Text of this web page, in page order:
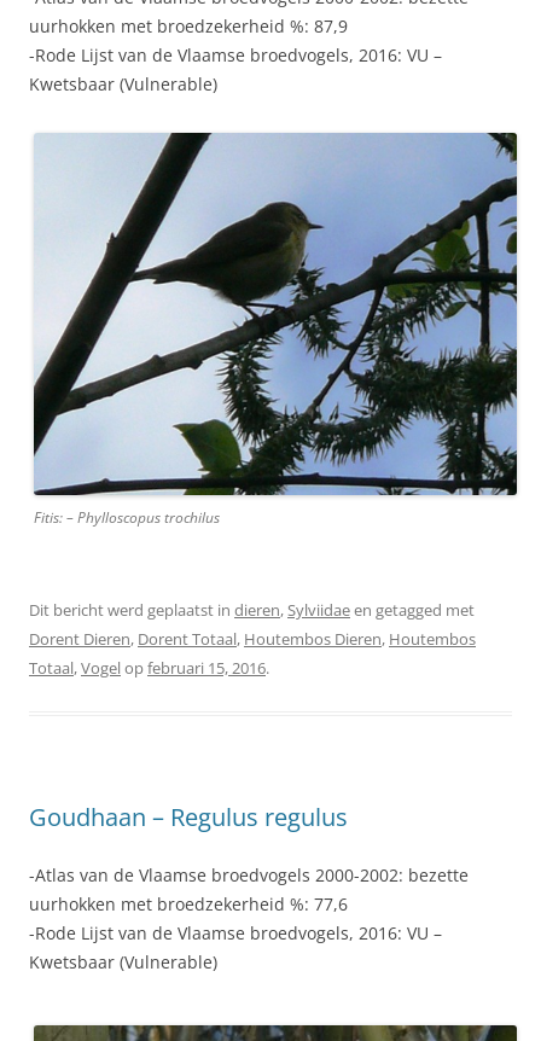
uurhokken met broedzekerheid %: 87,9
-Rode Lijst van de Vlaamse broedvogels, 2016: VU –
Kwetsbaar (Vulnerable)
Fitis: – Phylloscopus trochilus
Dit bericht werd geplaatst in dieren,Sylviidaeen getagged met
Dorent Dieren, Dorent Totaal, Houtembos Dieren, Houtembos
Totaal,Vogelopfebruari 15, 2016.
Goudhaan – Regulus regulus
-Atlas van de Vlaamse broedvogels 2000-2002: bezette
uurhokken met broedzekerheid %: 77,6
-Rode Lijst van de Vlaamse broedvogels, 2016: VU –
Kwetsbaar (Vulnerable)